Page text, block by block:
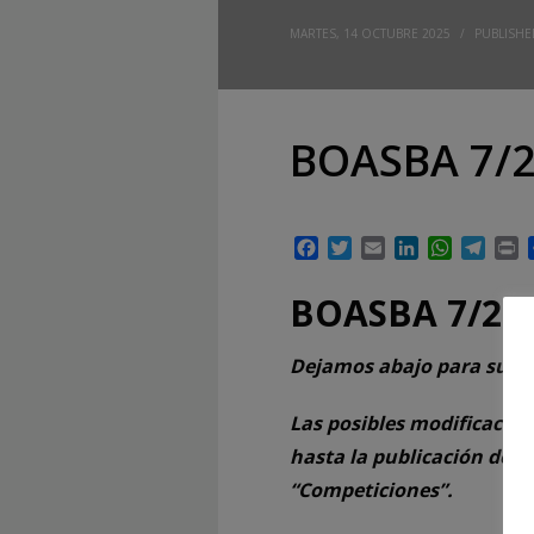
MARTES, 14 OCTUBRE 2025 /
BOASBA 7/
Facebook
TwitterEmailLinkedIn
BOASBA 7/
Dejamos abajo para su
Las posibles
hasta la publicación del
“Competiciones”.